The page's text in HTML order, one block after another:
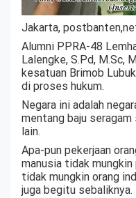
Jakarta,
Alumni PPRA-48
Lalengke, S.Pd, M.Sc,
kesatuan Brimob
di proses hukum.
Negara ini adalah
mentang baju
lain.
Apa-pun pekerjaan
manusia tidak
tidak mungkin orang
juga begitu sebaliknya.